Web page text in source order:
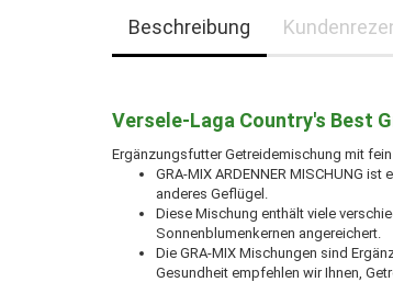
Beschreibung
Versele-Laga Country's Best
Ergänzungsfutter Getreidemischung mit
GRA-MIX ARDENNER MISCHUNG
anderes Geflügel.
Diese Mischung enthält viele
Sonnenblumenkernen angereichert.
Die GRA-MIX Mischungen sind
Gesundheit empfehlen wir Ihnen,